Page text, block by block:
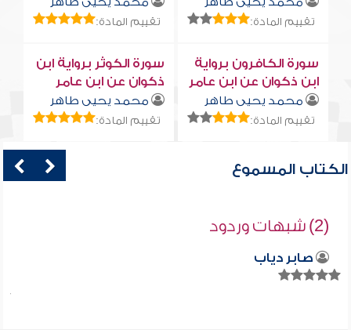
تقييم المادة: تقييم المادة:
سورة الكافرون برواية
ابن ذكوان عن ابن عامر
محمد يحيى طاهر
تقييم المادة:
سورة الكوثر برواية ابن
ذكوان عن ابن عامر
محمد يحيى طاهر
تقييم المادة:
الكتاب المسموع
(2) شبهات وردود
صابر دياب